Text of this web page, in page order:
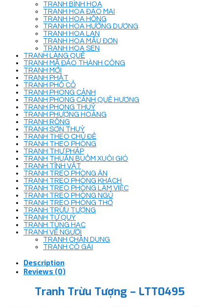
TRANH BÌNH HOA
TRANH HOA ĐÀO MAI
TRANH HOA HỒNG
TRANH HOA HƯỚNG DƯƠNG
TRANH HOA LAN
TRANH HOA MẪU ĐƠN
TRANH HOA SEN
TRANH LÀNG QUÊ
TRANH MÃ ĐÁO THÀNH CÔNG
TRANH MỚI
TRANH PHẬT
TRANH PHỐ CỔ
TRANH PHONG CẢNH
TRANH PHONG CẢNH QUÊ HƯƠNG
TRANH PHONG THUỶ
TRANH PHƯỢNG HOÀNG
TRANH RỒNG
TRANH SƠN THUỶ
TRANH THEO CHỦ ĐỀ
TRANH THEO PHÒNG
TRANH THƯ PHÁP
TRANH THUẬN BUỒM XUÔI GIÓ
TRANH TĨNH VẬT
TRANH TREO PHÒNG ĂN
TRANH TREO PHÒNG KHÁCH
TRANH TREO PHÒNG LÀM VIỆC
TRANH TREO PHÒNG NGỦ
TRANH TREO PHÒNG THỜ
TRANH TRỪU TƯỢNG
TRANH TỨ QUÝ
TRANH TÙNG HẠC
TRANH VẼ NGƯỜI
TRANH CHÂN DUNG
TRANH CÔ GÁI
Description
Reviews (0)
Tranh Trừu Tượng – LTT0495